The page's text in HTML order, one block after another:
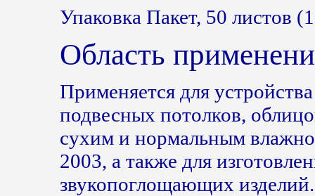
Упаковка Пакет, 50 листов
Область
Применяется для
подвесных потолков,
сухим и нормальным
2003, а также для
звукопоглощающих изделий.